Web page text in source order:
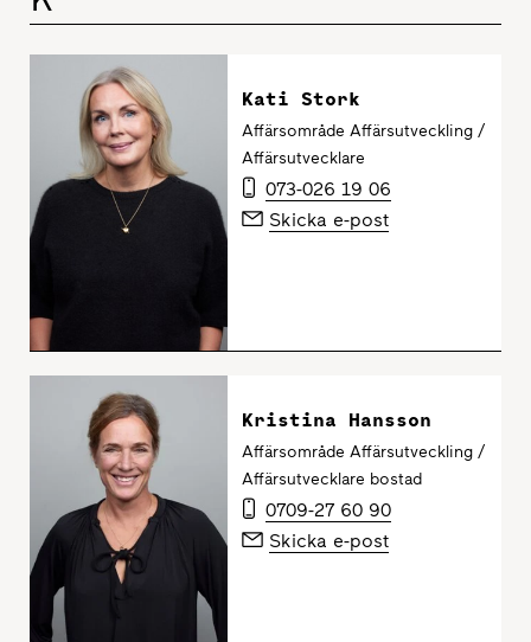
Kati Stork
Affärsområde Affärsutveckling /
Affärsutvecklare
073-026 19 06
Skicka e-post
Kristina Hansson
Affärsområde Affärsutveckling /
Affärsutvecklare bostad
0709-27 60 90
Skicka e-post